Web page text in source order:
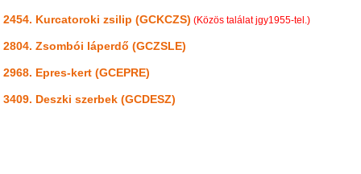
2454. Kurcatoroki zsilip (GCKCZS) (Közös találat jgy1955-tel.)
2804. Zsombói láperdő (GCZSLE)
2968. Epres-kert (GCEPRE)
3409. Deszki szerbek (GCDESZ)